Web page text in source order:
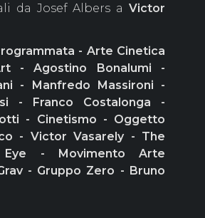
da Josef Albers a Victor
- Arte Cinetica
- Agostino Bonalumi -
- Manfredo Massironi -
- Franco Costalonga -
- Cinetismo - Oggetto
- Victor Vasarely - The
Eye - Movimento Arte
- Gruppo Zero - Bruno